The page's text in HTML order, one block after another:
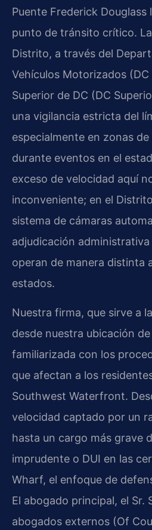
Puente Frederick
punto de tránsito crítico.
Distrito, a través del
Vehículos Motorizados
Superior de DC (DC
una vigilancia estricta del
especialmente en zonas
durante eventos en el
exceso de velocidad aquí
inconveniente; en el
sistema de cámaras
adjudicación
operan de manera distinta
estados.
Nuestra firma, que sirve a
desde nuestra ubicación
familiarizada con los
que afectan a los
Southwest Waterfront.
velocidad captado por un
hasta un cargo más grave
imprudente o DUI en las
Wharf, el enfoque de
El abogado principal, el Sr.
abogados externos (Of